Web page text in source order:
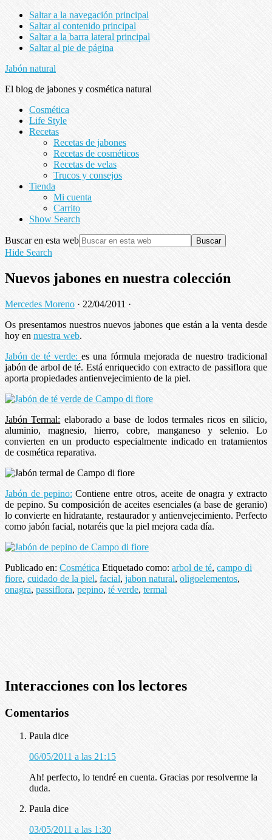
Saltar a la navegación principal
Saltar al contenido principal
Saltar a la barra lateral principal
Saltar al pie de página
Jabón natural
El blog de jabones y cosmética natural
Cosmética
Life Style
Recetas
Recetas de jabones
Recetas de cosméticos
Recetas de velas
Trucos y consejos
Tienda
Mi cuenta
Carrito
Show Search
Buscar en esta web
Hide Search
Nuevos jabones en nuestra colección
Mercedes Moreno · 22/04/2011 ·
Os presentamos nuestros nuevos jabones que están a la venta desde
hoy en nuestra web.
Jabón de té verde: es una fórmula mejorada de nuestro tradicional
jabón de arbol de té. Está enriquecido con extracto de passiflora que
aporta propiedades antienvejecimiento de la piel.
Jabón Termal: elaborado a base de lodos termales ricos en silicio,
aluminio, magnesio, hierro, cobre, manganeso y selenio. Lo
convierten en un producto especialmente indicado en tratamientos
de cosmética reparativa.
Jabón de pepino: Contiene entre otros, aceite de onagra y extracto
de pepino. Su composición de aceites esenciales (a base de geranio)
lo convierte en hidratante, restaurador y antienvejecimiento. Perfecto
como jabón facial, notaréis que la piel mejora cada día.
Publicado en: Cosmética Etiquetado como: arbol de té, campo di
fiore, cuidado de la piel, facial, jabon natural, oligoelementos,
onagra, passiflora, pepino, té verde, termal
Interacciones con los lectores
Comentarios
Paula dice
06/05/2011 a las 21:15
Ah! perfecto, lo tendré en cuenta. Gracias por resolverme la
duda.
Paula dice
03/05/2011 a las 1:30